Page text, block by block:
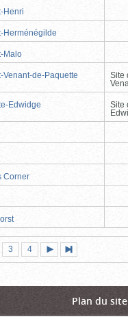
Henri
Herménégilde
Malo
de-Paquette
Site
Edwidge
Site
Corner
Page
3 Page
4
suivante
page
Plan du site